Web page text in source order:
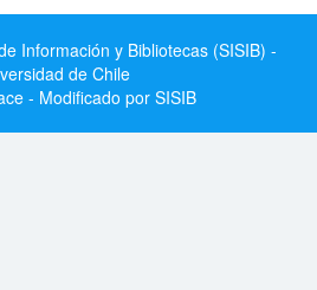
Información y Bibliotecas (SISIB) -
de Chile
- Modificado por SISIB